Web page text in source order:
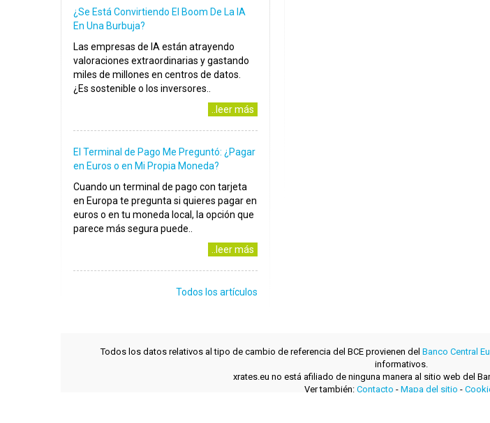
¿Se Está Convirtiendo El Boom De La IA
En Una Burbuja?
Las empresas de IA están atrayendo
valoraciones extraordinarias y gastando
miles de millones en centros de datos.
¿Es sostenible o los inversores..
..leer más
El Terminal de Pago Me Preguntó: ¿Pagar
en Euros o en Mi Propia Moneda?
Cuando un terminal de pago con tarjeta
en Europa te pregunta si quieres pagar en
euros o en tu moneda local, la opción que
parece más segura puede..
..leer más
Todos los artículos
Todos los datos relativos al tipo de cambio de referencia del BCE provienen del Banco Central
informativos.
xrates.eu no está afiliado de ninguna manera al sitio web del
Ver también: Contacto - Mapa del sitio -